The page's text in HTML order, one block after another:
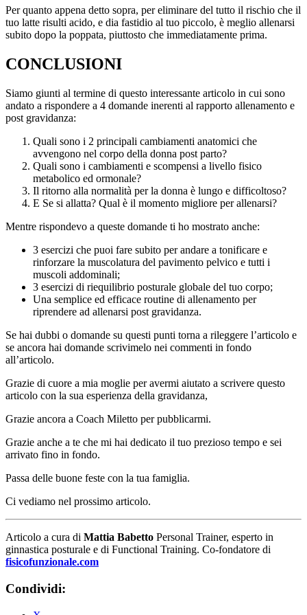
Per quanto appena detto sopra, per eliminare del tutto il rischio che il
tuo latte risulti acido, e dia fastidio al tuo piccolo, è meglio allenarsi
subito dopo la poppata, piuttosto che immediatamente prima.
CONCLUSIONI
Siamo giunti al termine di questo interessante articolo in cui sono
andato a rispondere a 4 domande inerenti al rapporto allenamento e
post gravidanza:
Quali sono i 2 principali cambiamenti anatomici che
avvengono nel corpo della donna post parto?
Quali sono i cambiamenti e scompensi a livello fisico
metabolico ed ormonale?
Il ritorno alla normalità per la donna è lungo e difficoltoso?
E Se si allatta? Qual è il momento migliore per allenarsi?
Mentre rispondevo a queste domande ti ho mostrato anche:
3 esercizi che puoi fare subito per andare a tonificare e
rinforzare la muscolatura del pavimento pelvico e tutti i
muscoli addominali;
3 esercizi di riequilibrio posturale globale del tuo corpo;
Una semplice ed efficace routine di allenamento per
riprendere ad allenarsi post gravidanza.
Se hai dubbi o domande su questi punti torna a rileggere l’articolo e
se ancora hai domande scrivimelo nei commenti in fondo
all’articolo.
Grazie di cuore a mia moglie per avermi aiutato a scrivere questo
articolo con la sua esperienza della gravidanza,
Grazie ancora a Coach Miletto per pubblicarmi.
Grazie anche a te che mi hai dedicato il tuo prezioso tempo e sei
arrivato fino in fondo.
Passa delle buone feste con la tua famiglia.
Ci vediamo nel prossimo articolo.
Articolo a cura di Mattia Babetto Personal Trainer, esperto in
ginnastica posturale e di Functional Training. Co-fondatore di
fisicofunzionale.com
Condividi: